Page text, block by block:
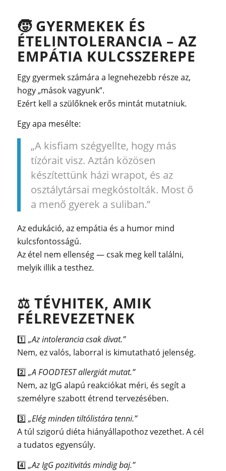
🧒 GYERMEKEK ÉS
ÉTELINTOLERANCIA – AZ
EMPÁTIA KULCSSZEREPE
Egy gyermek számára a legnehezebb része az,
hogy „mások vagyunk”.
Ezért kell a szülőknek erős mintát mutatniuk.
Egy apa mesélte:
„A kisfiam szégyellte, hogy más
tízórait visz. Aztán közösen
készítettünk házi wrapot, és az
osztálytársai megkóstolták. Most ő
a menő gyerek a suliban.”
Az edukáció, az empátia és a humor mind
kulcsfontosságú.
Az étel nem ellenség — csak meg kell találni,
melyik illik a testhez.
⚖️ TÉVHITEK, AMIK
FÉLREVEZETNEK
1️⃣ „Az intolerancia csak divat.”
Nem, ez valós, laborral is kimutatható jelenség.
2️⃣ „A FOODTEST allergiát mutat.”
Nem, az IgG alapú reakciókat méri, és segít a
személyre szabott étrend tervezésében.
3️⃣ „Elég minden tiltólistára tenni.”
A túl szigorú diéta hiányállapothoz vezethet. A cél
a tudatos egyensúly.
4️⃣ „Az IgG pozitivitás mindig baj.”